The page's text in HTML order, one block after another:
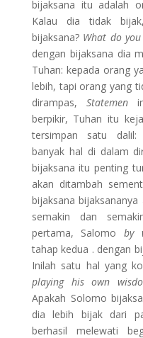
bijaksana itu adalah
Kalau dia tidak
bijaksana? What do
dengan bijaksana dia
Tuhan: kepada orang
lebih, tapi orang yang
dirampas, Statemen
berpikir, Tuhan itu
tersimpan satu dalil:
banyak hal di dalam
bijaksana itu penting
akan ditambah
bijaksana
semakin dan
pertama, Salomo by
tahap kedua . dengan
Inilah satu hal yang
playing his own
Apakah Solomo
dia lebih bijak dari
berhasil melewati